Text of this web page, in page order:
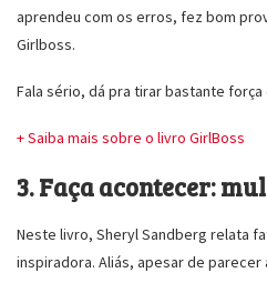
aprendeu com os erros, fez bom
Girlboss.
Fala sério, dá pra tirar bastante
+ Saiba mais sobre o livro GirlBoss
3. Faça acontecer:
Neste livro, Sheryl Sandberg relata
inspiradora. Aliás, apesar de